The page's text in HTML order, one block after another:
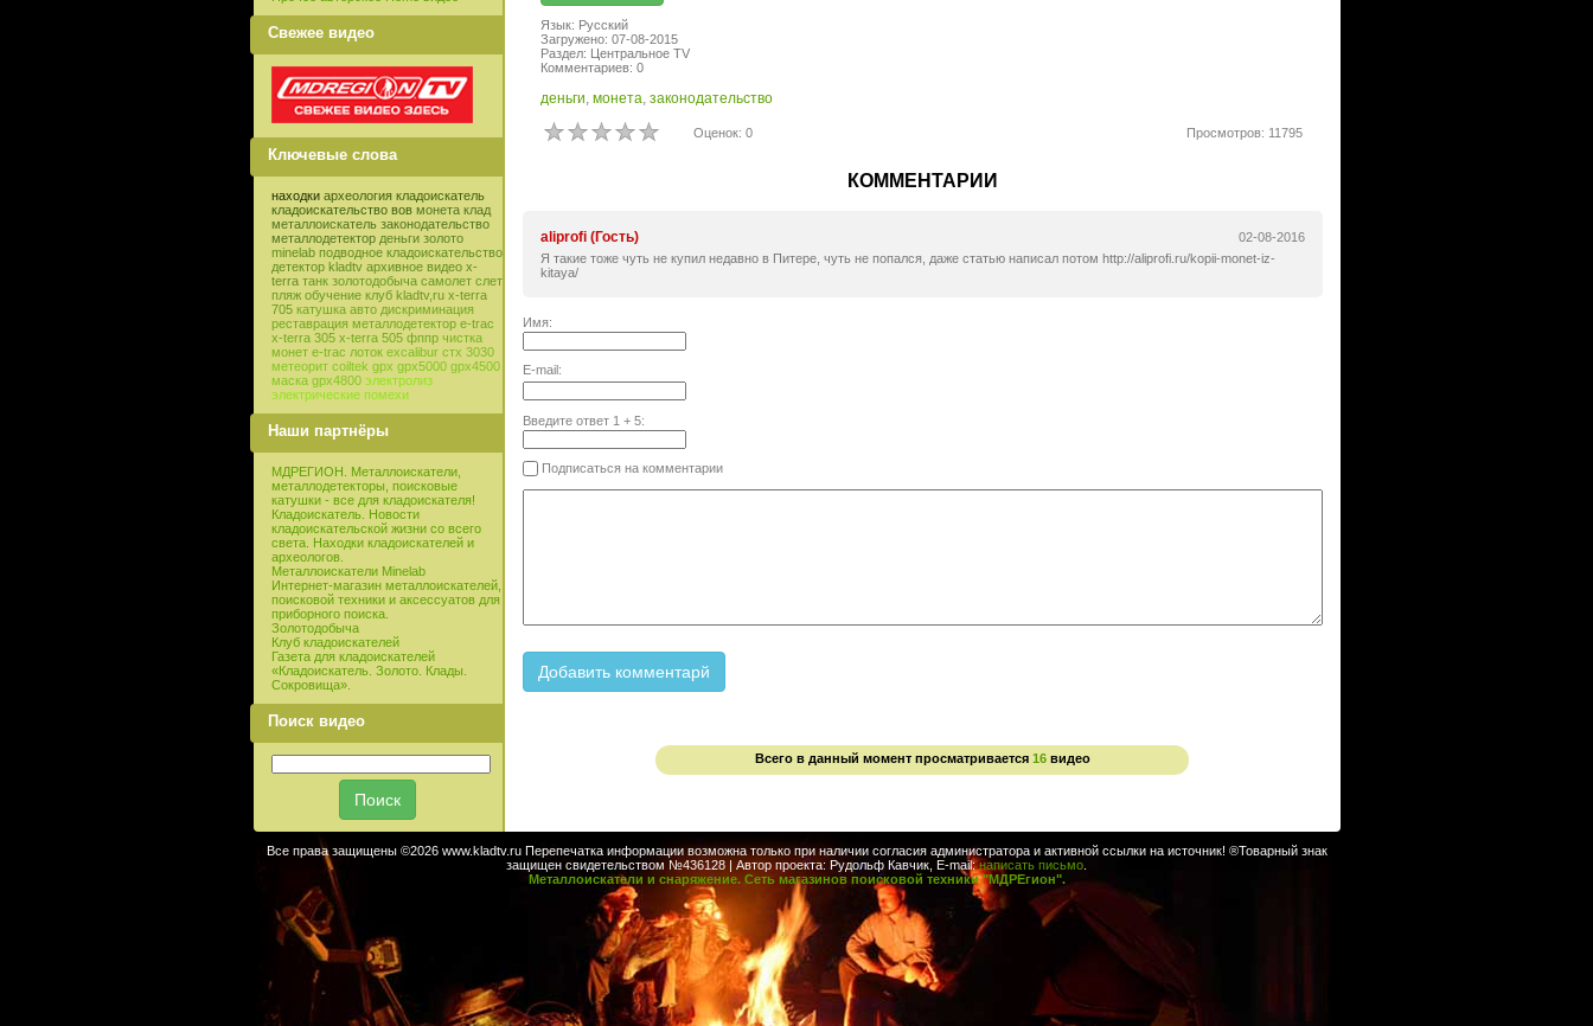
Свежее видео
Ключевые слова
находки археология кладоискатель
кладоискательство вов монета клад
металлоискатель законодательство
металлодетектор деньги золото
minelab подводное кладоискательство
детектор kladtv архивное видео x-
terra танк золотодобыча самолет слет
пляж обучение клуб kladtv,ru x-terra
705 катушка авто дискриминация
реставрация металлодетектор e-trac
x-terra 305 x-terra 505 фппр чистка
монет e-trac лоток excalibur стх 3030
метеорит coiltek gpx gpx5000 gpx4500
маска gpx4800 электролиз
электрические помехи
Наши партнёры
МДРЕГИОН. Металлоискатели,
металлодетекторы, поисковые
катушки - все для кладоискателя!
Кладоискатель. Новости
кладоискательской жизни со всего
света. Находки кладоискателей и
археологов.
Металлоискатели Minelab
Интернет-магазин металлоискателей,
поисковой техники и аксессуатов для
приборного поиска.
Золотодобыча
Клуб кладоискателей
Газета для кладоискателей
«Кладоискатель. Золото. Клады.
Сокровища».
Поиск видео
Язык: Русский
Загружено: 07-08-2015
Раздел: Центральное TV
Комментариев: 0
деньги, монета, законодательство
Оценок: 0 Просмотров: 11795
КОММЕНТАРИИ
aliprofi (Гость)
02-08-2016
Я такие тоже чуть не купил недавно в Питере, чуть не попался, даже статью написал потом http://aliprofi.ru/kopii-monet-iz-
kitaya/
Имя:
E-mail:
Введите ответ 1 + 5:
Подписаться на комментарии
Всего в данный момент просматривается 16видео
Все права защищены ©2026 www.kladtv.ru Перепечатка информации возможна только при наличии согласия администратора и активной ссылки на источник! ®Товарный знак
защищен свидетельством №436128 | Автор проекта: Рудольф Кавчик, E-mail:написать письмо
Металлоискатели и снаряжение. Сеть магазинов поисковой техники "МДРЕгион".